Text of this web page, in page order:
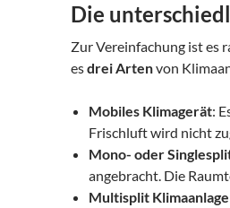
Die
Zur Vereinfachung ist es
esdrei Artenvon
Mobiles Klimagerät:
Frischluft wird nicht
Mono- oder
angebracht. Die
Multisplit Klimaanlage